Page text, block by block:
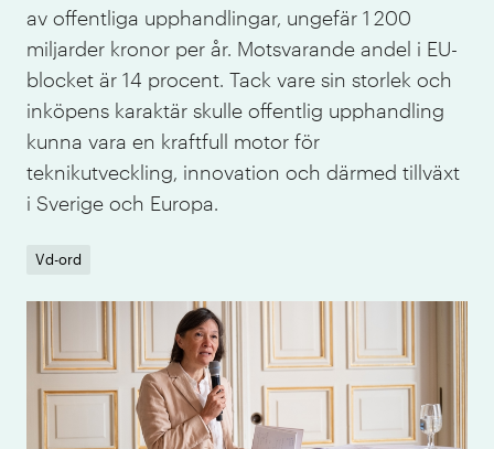
av offentliga upphandlingar, ungefär 1 200
miljarder kronor per år. Motsvarande andel i EU-
blocket är 14 procent. Tack vare sin storlek och
inköpens karaktär skulle offentlig upphandling
kunna vara en kraftfull motor för
teknikutveckling, innovation och därmed tillväxt
i Sverige och Europa.
Vd-ord